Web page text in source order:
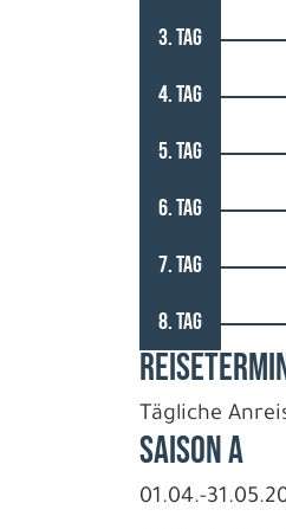
3. TAG
4. TAG
5. TAG
6. TAG
7. TAG
8. TAG
Tägliche
Saison A
01.04.-